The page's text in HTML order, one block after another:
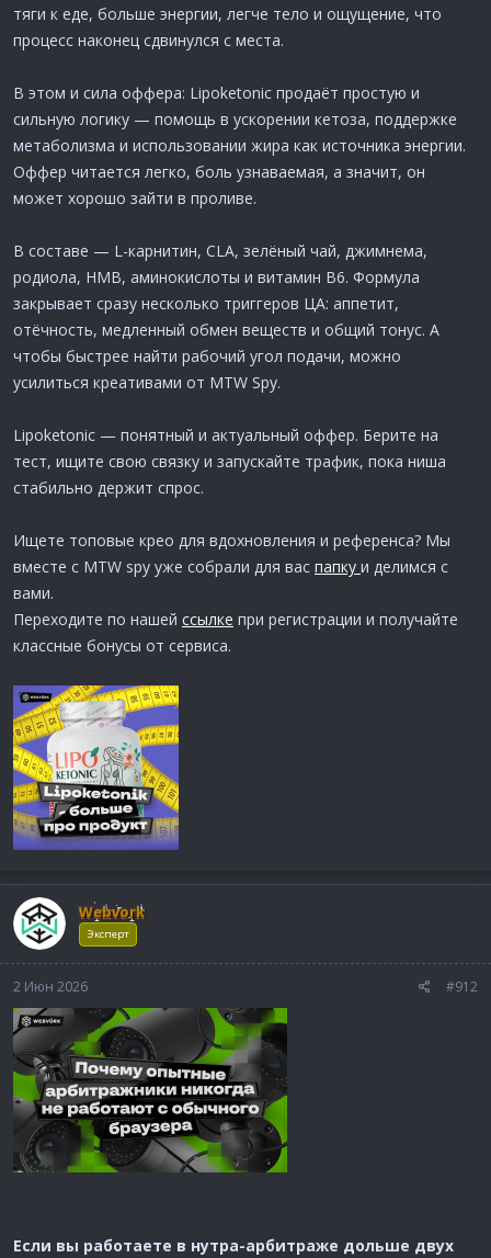
тяги к еде, больше энергии, легче тело и ощущение, что
процесс наконец сдвинулся с места.
В этом и сила оффера: Lipoketonic продаёт простую и
сильную логику — помощь в ускорении кетоза, поддержке
метаболизма и использовании жира как источника энергии.
Оффер читается легко, боль узнаваемая, а значит, он
может хорошо зайти в проливе.
В составе — L-карнитин, CLA, зелёный чай, джимнема,
родиола, HMB, аминокислоты и витамин B6. Формула
закрывает сразу несколько триггеров ЦА: аппетит,
отёчность, медленный обмен веществ и общий тонус. А
чтобы быстрее найти рабочий угол подачи, можно
усилиться креативами от MTW Spy.
Lipoketonic — понятный и актуальный оффер. Берите на
тест, ищите свою связку и запускайте трафик, пока ниша
стабильно держит спрос.
Ищете топовые крео для вдохновления и референса? Мы
вместе с MTW spy уже собрали для вас папку и делимся с
вами.
Переходите по нашей ссылке при регистрации и получайте
классные бонусы от сервиса.
Webvork
Эксперт
2 Июн 2026 #912
Если вы работаете в нутра-арбитраже дольше двух